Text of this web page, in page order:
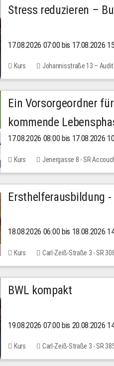
Stress reduzieren –
17.08.2026 07:00 bis 17.08.2026
Kurs Johannisstraße 13 –
Ein Vorsorgeordner
kommende
17.08.2026 08:00 bis 17.08.2026
Kurs Jenergasse 8 - SR
Ersthelferausbildung
18.08.2026 06:00 bis 18.08.2026
Kurs Carl-Zeiß-Straße 3 - SR
BWL kompakt
19.08.2026 07:00 bis 20.08.2026
Kurs Carl-Zeiß-Straße 3 - SR